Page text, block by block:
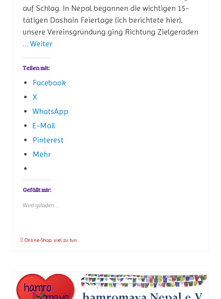
auf Schlag. In Nepal begannen die wichtigen 15-
tätigen Dashain Feiertage (ich berichtete hier),
unsere Vereinsgründung ging Richtung Zielgeraden
… Weiter
Teilen mit:
Facebook
X
WhatsApp
E-Mail
Pinterest
Mehr
Gefällt mir:
Wird geladen …
Online-Shop, viel zu tun